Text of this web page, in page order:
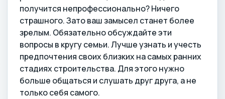
получится непрофессионально? Ничего
страшного. Зато ваш замысел станет более
зрелым. Обязательно обсуждайте эти
вопросы в кругу семьи. Лучше узнать и учесть
предпочтения своих близких на самых ранних
стадиях строительства. Для этого нужно
больше общаться и слушать друг друга, а не
только себя самого.